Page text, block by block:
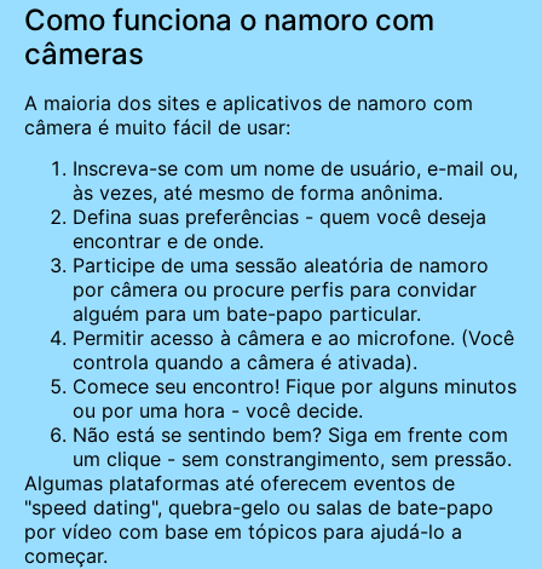
Como funciona o namoro com
câmeras
A maioria dos sites e aplicativos de namoro com
câmera é muito fácil de usar:
Inscreva-se com um nome de usuário, e-mail ou,
às vezes, até mesmo de forma anônima.
Defina suas preferências - quem você deseja
encontrar e de onde.
Participe de uma sessão aleatória de namoro
por câmera ou procure perfis para convidar
alguém para um bate-papo particular.
Permitir acesso à câmera e ao microfone. (Você
controla quando a câmera é ativada).
Comece seu encontro! Fique por alguns minutos
ou por uma hora - você decide.
Não está se sentindo bem? Siga em frente com
um clique - sem constrangimento, sem pressão.
Algumas plataformas até oferecem eventos de
"speed dating", quebra-gelo ou salas de bate-papo
por vídeo com base em tópicos para ajudá-lo a
começar.